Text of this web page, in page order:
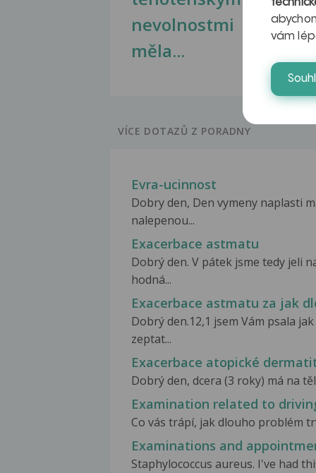
nevolnostmi
měla...
VÍCE DOTAZŮ Z PORADNY
Evra-ucinnost
Dobry den, Den vymeny naplasti
nalepenou...
Exacerbace astmatu
Dobrý den. V pátek jsme tedy jeli
hodná...
Exacerbace astmatu za jak
Dobrý den.12,1 jsem Vám psala
zeptat...
Exacerbace atopické
Dobrý den, dcera (3 roky) má na
Examination related to
Co vás trápí, jak dlouho problém
Examinations and
Staphylococcus aureus. I've had
vám